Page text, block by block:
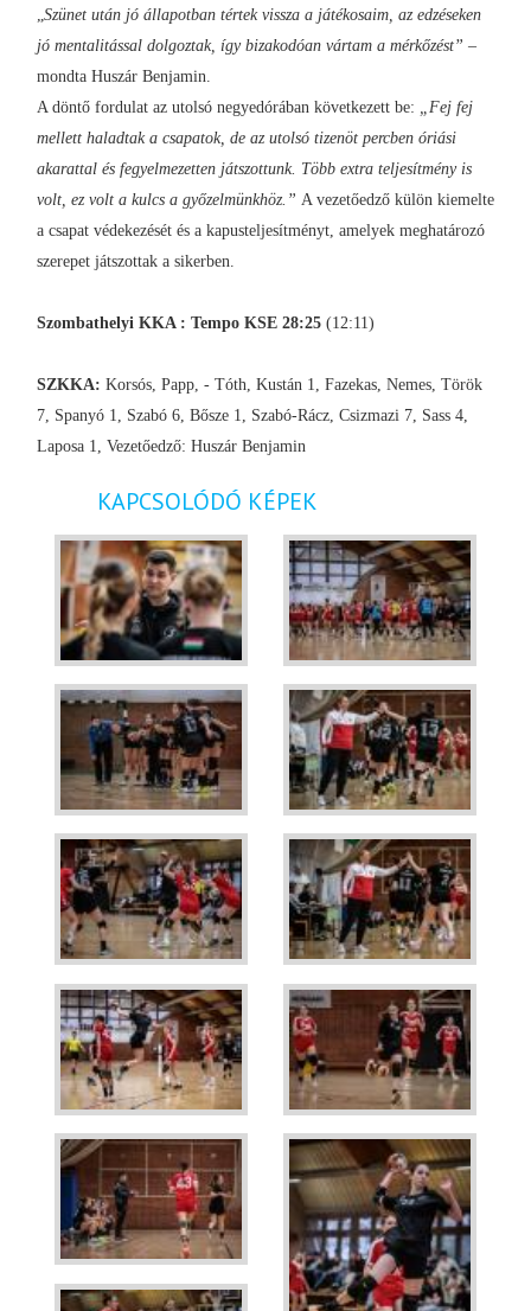
„Szünet után jó állapotban tértek vissza a játékosaim, az edzéseken
jó mentalitással dolgoztak, így bizakodóan vártam a mérkőzést” –
mondta Huszár Benjamin.
A döntő fordulat az utolsó negyedórában következett be: „Fej fej
mellett haladtak a csapatok, de az utolsó tizenöt percben óriási
akarattal és fegyelmezetten játszottunk. Több extra teljesítmény is
volt, ez volt a kulcs a győzelmünkhöz.” A vezetőedző külön kiemelte
a csapat védekezését és a kapusteljesítményt, amelyek meghatározó
szerepet játszottak a sikerben.
Szombathelyi KKA : Tempo KSE 28:25 (12:11)
SZKKA: Korsós, Papp, - Tóth, Kustán 1, Fazekas, Nemes, Török
7, Spanyó 1, Szabó 6, Bősze 1, Szabó-Rácz, Csizmazi 7, Sass 4,
Laposa 1, Vezetőedző: Huszár Benjamin
KAPCSOLÓDÓ KÉPEK